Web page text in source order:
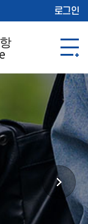
로그인